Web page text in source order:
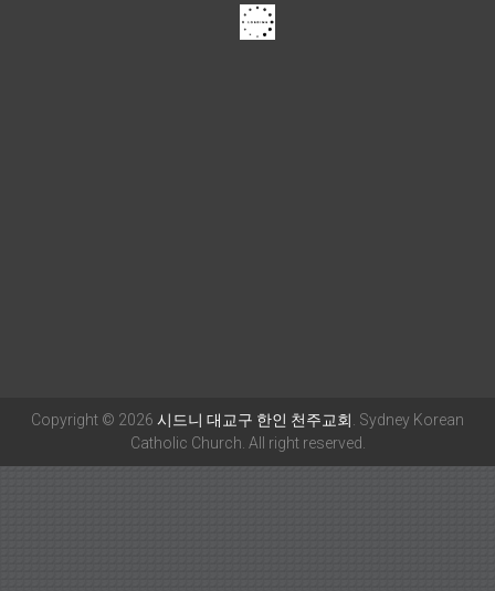
Copyright © 2026 시드니 대교구 한인 천주교회 . Sydney Korean
Catholic Church. All right reserved.